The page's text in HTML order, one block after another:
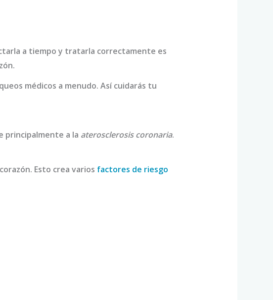
a tiempo y tratarla correctamente es
médicos a menudo. Así cuidarás tu
principalmente a la aterosclerosis coronaria.
Esto crea varios factores de riesgo